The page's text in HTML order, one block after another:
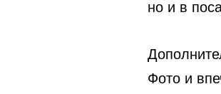
но и в
Фото и